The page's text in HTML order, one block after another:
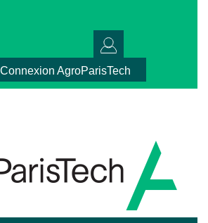
Connexion AgroParisTech